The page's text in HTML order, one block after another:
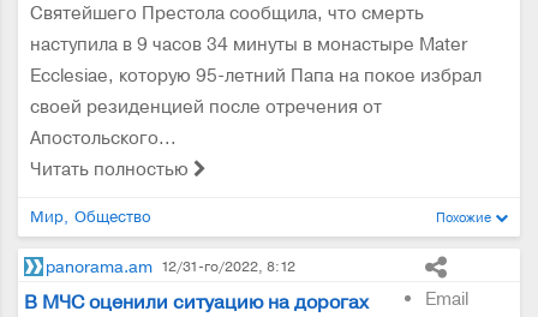
Святейшего Престола сообщила, что смерть
наступила в 9 часов 34 минуты в монастыре Mater
Ecclesiae, которую 95-летний Папа на покое избрал
своей резиденцией после отречения от
Апостольского...
Читать полностью
Мир Общество Похожие
panorama.am 12/31-го/2022, 8:12
Email
В МЧС оценили ситуацию на дорогах